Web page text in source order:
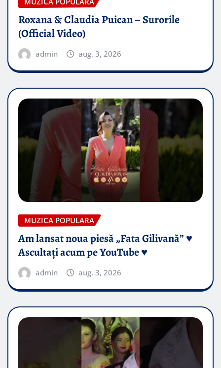
Roxana & Claudia Puican – Surorile
(Official Video)
admin aug. 3, 2026
MUZICA POPULARA
Am lansat noua piesă „Fata Gilivană” ♥️
Ascultați acum pe YouTube ♥️
admin aug. 3, 2026